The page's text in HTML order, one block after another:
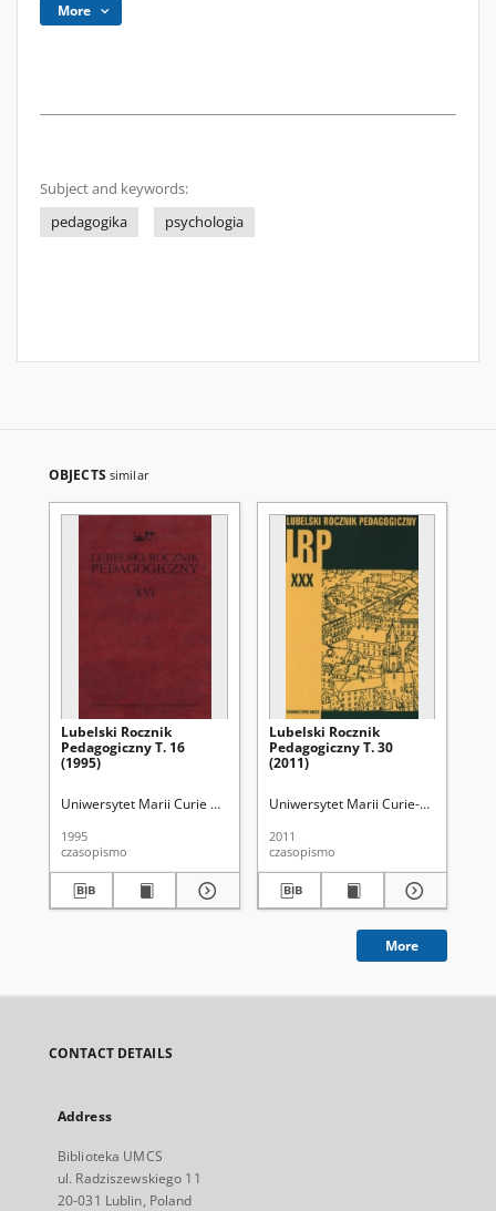
More
Subject and keywords:
pedagogika
psychologia
OBJECTS similar
Lubelski Rocznik
Pedagogiczny T. 16
(1995)
Uniwersytet Marii Curie Skłodowskiej (Lublin). Wydział Pedagogiki i
1995
czasopismo
Lubelski Rocznik
Pedagogiczny T. 30
(2011)
Uniwersytet Marii Curie-
2011
czasopismo
More
CONTACT DETAILS
Address
Biblioteka UMCS
ul. Radziszewskiego 11
20-031 Lublin, Poland